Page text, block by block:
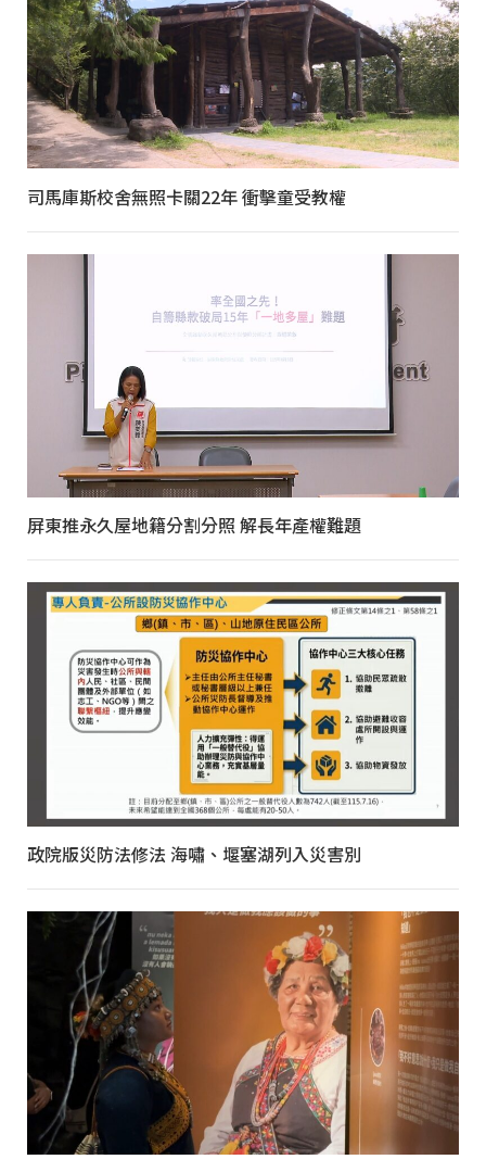
司馬庫斯校舍無照卡關22年 衝擊童受教權
屏東推永久屋地籍分割分照 解長年產權難題
政院版災防法修法 海嘯、堰塞湖列入災害別